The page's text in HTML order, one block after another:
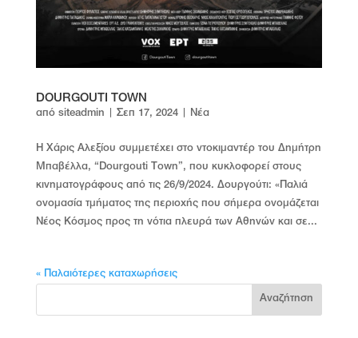
DOURGOUTI TOWN
από siteadmin Σεπ 17, 2024| Νέα
Η Χάρις Αλεξίου συμμετέχει στο ντοκιμαντέρ του Δημήτρη
Μπαβέλλα, “Dourgouti Town”, που κυκλοφορεί στους
κινηματογράφους από τις 26/9/2024. Δουργούτι: «Παλιά
ονομασία τμήματος της περιοχής που σήμερα ονομάζεται
Νέος Κόσμος προς τη νότια πλευρά των Αθηνών και σε...
« Παλαιότερες καταχωρήσεις
Αναζήτηση